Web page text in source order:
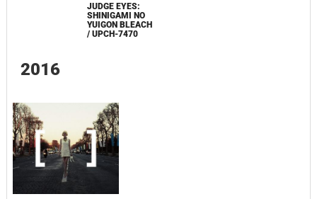
JUDGE EYES:
SHINIGAMI NO
YUIGON BLEACH
/ UPCH-7470
2016